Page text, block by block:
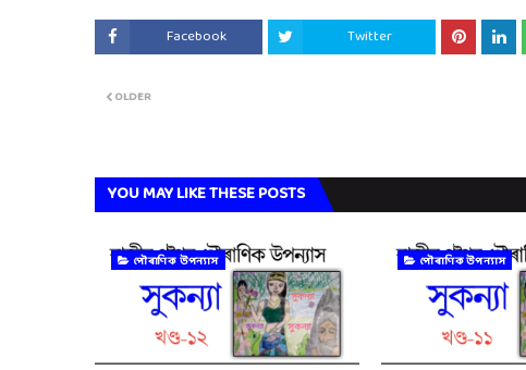
Facebook Twitter
OLDER
YOU MAY LIKE THESE POSTS
পৌৰাণিক উপন্যাস পৌৰাণিক উপন্যাস